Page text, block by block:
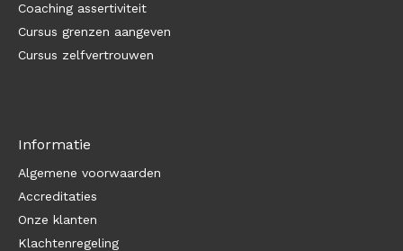
Coaching assertiviteit
Cursus grenzen aangeven
Cursus zelfvertrouwen
Informatie
Algemene voorwaarden
Accreditaties
Onze klanten
Klachtenregeling